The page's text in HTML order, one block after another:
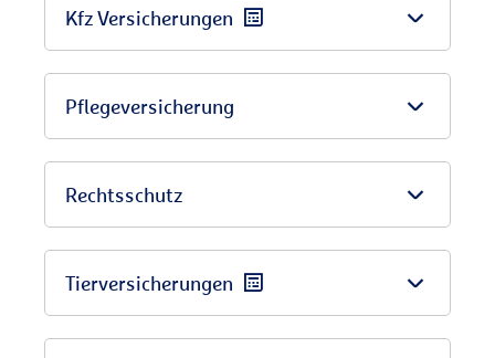
Kfz Versicherungen
Pflegeversicherung
Rechtsschutz
Tierversicherungen